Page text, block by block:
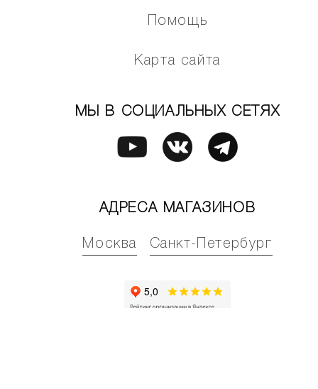
Помощь
Карта сайта
МЫ В СОЦИАЛЬНЫХ СЕТЯХ
АДРЕСА МАГАЗИНОВ
Москва Санкт-Петербург